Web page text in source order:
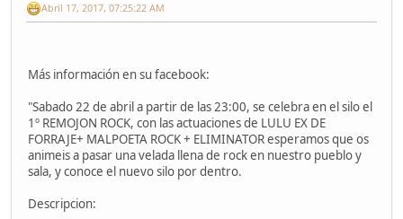
Abril 17, 2017, 07:25:22 AM
Más información en su facebook:
"Sabado 22 de abril a partir de las 23:00, se celebra en el silo el
1º REMOJON ROCK, con las actuaciones de LULU EX DE
FORRAJE+ MALPOETA ROCK + ELIMINATOR esperamos que os
animeis a pasar una velada llena de rock en nuestro pueblo y
sala, y conoce el nuevo silo por dentro.
Descripcion: